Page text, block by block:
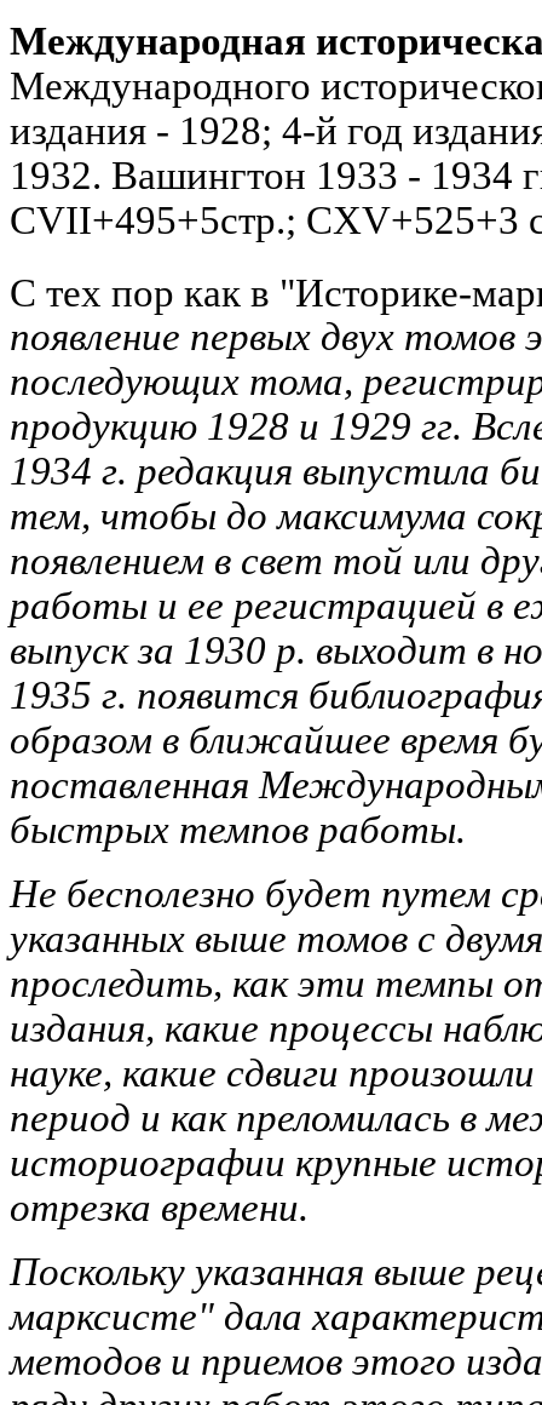
Международная
Международного
издания - 1928; 4-й год
1932. Вашингтон 1933 - 1934
CVII+495+5стр.; CXV+525+3
С тех пор как в "Историке-
появление первых двух томов
последующих тома,
продукцию 1928 и 1929 гг.
1934 г. редакция выпустила
тем, чтобы до максимума
появлением в свет той или
работы и ее регистрацией в
выпуск за 1930 р. выходит в
1935 г. появится
образом в ближайшее время
поставленная
быстрых темпов работы.
Не бесполезно будет путем
указанных выше томов с
проследить, как эти темпы
издания, какие процессы
науке, какие сдвиги
период и как преломилась в
историографии крупные
отрезка времени.
Поскольку указанная выше
марксисте" дала
методов и приемов этого